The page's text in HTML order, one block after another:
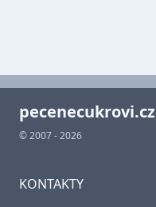
pecenecukrovi.cz
© 2007 - 2026
KONTAKTY